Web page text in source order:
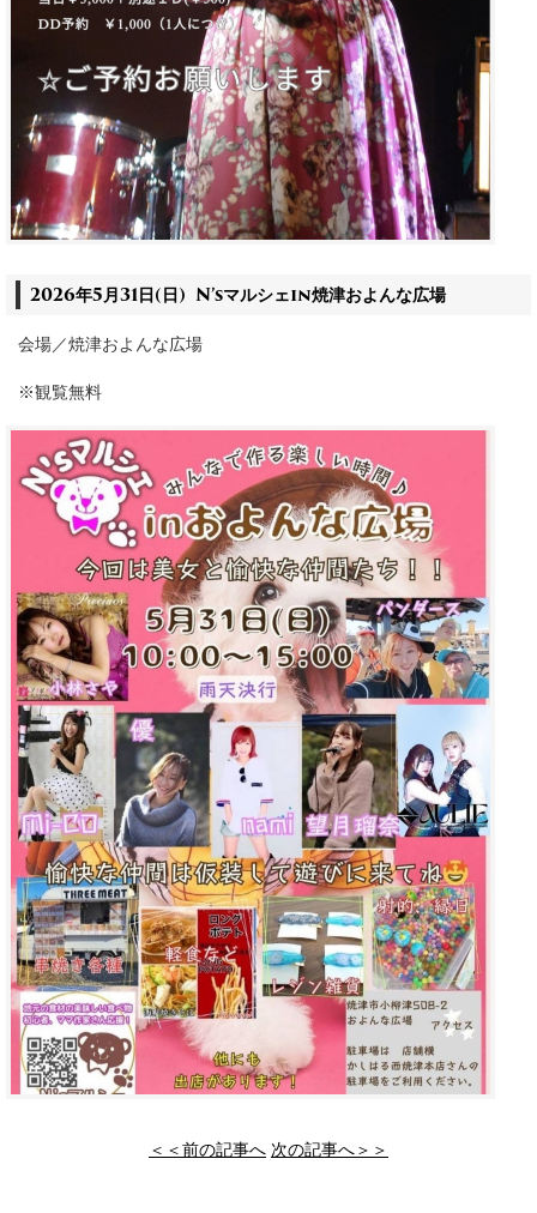
2026年5月31日(日) N’sマルシェin焼津およんな広場
会場／焼津およんな広場
※観覧無料
＜＜前の記事へ 次の記事へ＞＞